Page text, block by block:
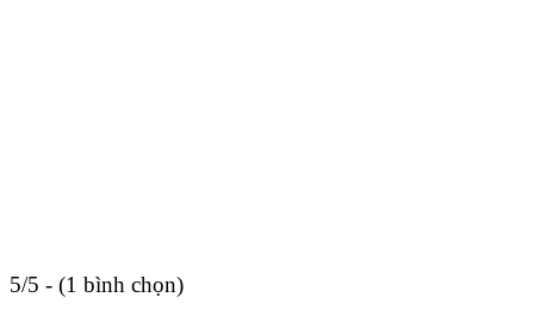
5/5 - (1 bình chọn)